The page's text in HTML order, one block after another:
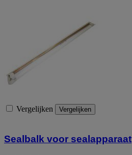
Vergelijken Vergelijken
Sealbalk voor sealapparaat